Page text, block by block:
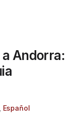
Andorra:
Español